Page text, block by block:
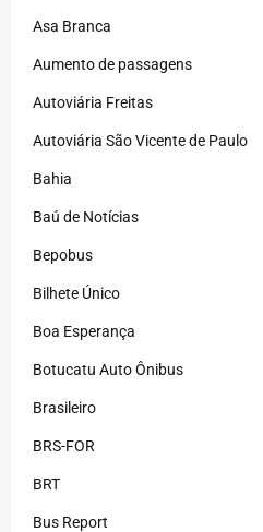
Asa Branca
Aumento de passagens
Autoviária Freitas
Autoviária São Vicente de Paulo
Bahia
Baú de Notícias
Bepobus
Bilhete Único
Boa Esperança
Botucatu Auto Ônibus
Brasileiro
BRS-FOR
BRT
Bus Report